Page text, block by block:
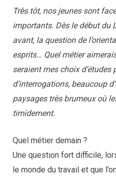
Très tôt, nos jeunes sont
importants. Dès le début du
avant, la question de
esprits… Quel métier
seraient mes choix d’études
d’interrogations, beaucoup
paysages très brumeux où
timidement.
Quel métier demain ?
Une question fort difficile,
le monde du travail et que